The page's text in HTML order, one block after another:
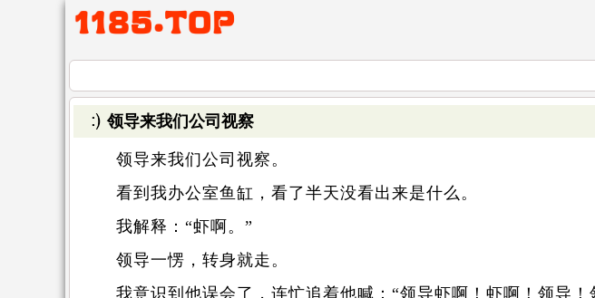
领导来我们公司视察
领导来我们公司视察。
看到我办公室鱼缸，看了半天没看出来是什么。
我解释：“虾啊。”
领导一愣，转身就走。
我意识到他误会了，连忙追着他喊：“领导虾啊！虾啊！领导！